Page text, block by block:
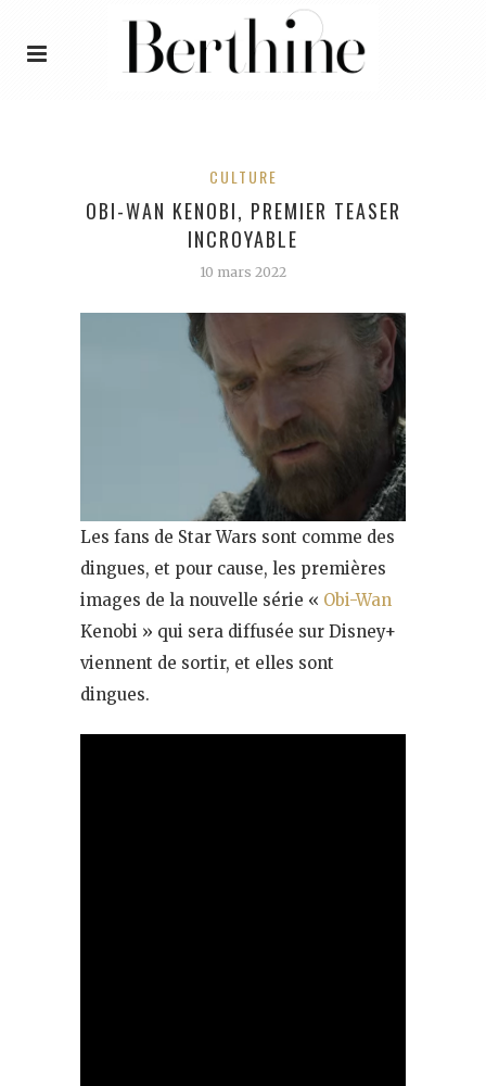
CULTURE
OBI-WAN KENOBI, PREMIER TEASER
INCROYABLE
10 mars 2022
Les fans de Star Wars sont comme des
dingues, et pour cause, les premières
images de la nouvelle série « Obi-Wan
Kenobi » qui sera diffusée sur Disney+
viennent de sortir, et elles sont
dingues.